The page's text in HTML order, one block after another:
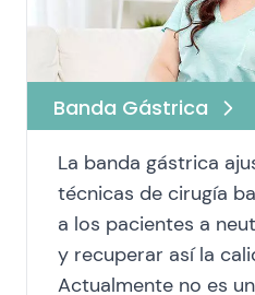
Banda Gástrica
La banda gástrica
técnicas de cirugía
a los pacientes a
y recuperar así la
Actualmente no es